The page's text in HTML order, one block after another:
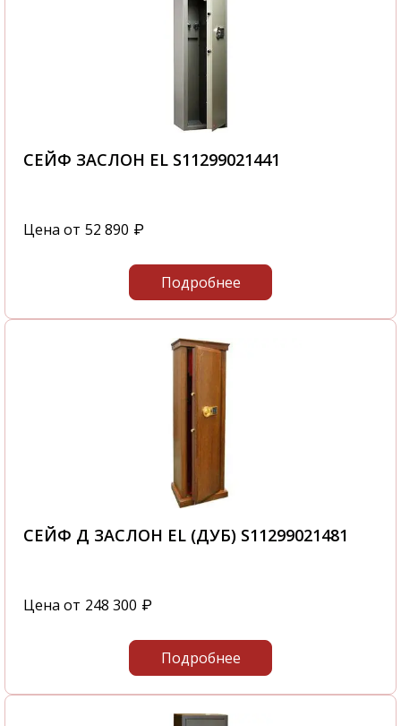
СЕЙФ ЗАСЛОН EL S11299021441
Цена от 52 890 ₽
Подробнее
СЕЙФ Д ЗАСЛОН EL (ДУБ) S11299021481
Цена от 248 300 ₽
Подробнее